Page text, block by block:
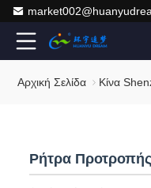
Αρχική Σελίδα Κίνα
Ρήτρα Προτροπής